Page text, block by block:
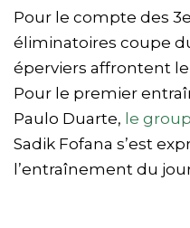
Pour le compte des
éliminatoires coupe
éperviers affrontent le
Pour le premier
Paulo Duarte, le
Sadik Fofana s’est
l’entraînement du